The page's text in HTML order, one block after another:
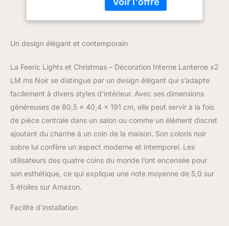
Un design élégant et contemporain
La Feeric Lights et Christmas – Décoration Interne Lanterne x2
LM ms Noir se distingue par un design élégant qui s’adapte
facilement à divers styles d’intérieur. Avec ses dimensions
généreuses de 80,5 x 40,4 x 191 cm, elle peut servir à la fois
de pièce centrale dans un salon ou comme un élément discret
ajoutant du charme à un coin de la maison. Son coloris noir
sobre lui confère un aspect moderne et intemporel. Les
utilisateurs des quatre coins du monde l’ont encensée pour
son esthétique, ce qui explique une note moyenne de 5,0 sur
5 étoiles sur Amazon.
Facilité d’installation